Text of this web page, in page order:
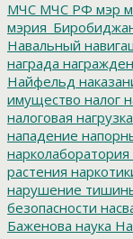
МЧС МЧС РФ мэр
Навальный
награда
Найфельд
имущество налог
налоговая нагрузка
нападение
нарколаборатория
растения
нарушение
безопасности
Баженова наука